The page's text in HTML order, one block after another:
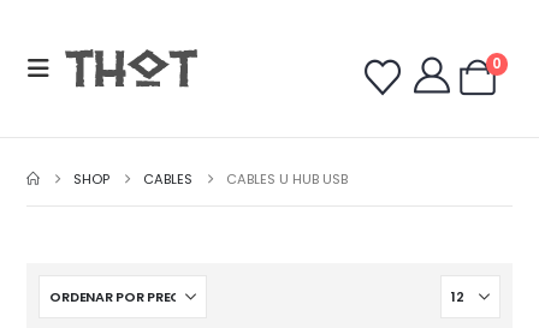
0
SHOP CABLES CABLES U HUB USB